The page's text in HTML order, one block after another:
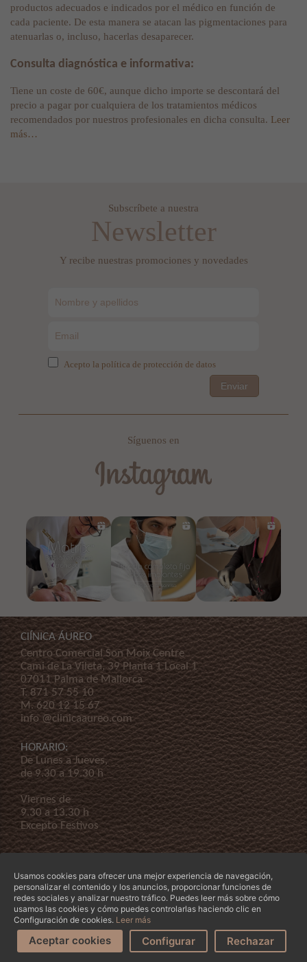
productos adecuados e indicados por el médico en función de
cada paciente. De esta manera se atacan las pigmentaciones para
atenuarlas o, incluso, hacerlas desaparecer.
Consulta diagnóstica e informativa:
Tiene un coste de 60€, aunque dicho importe se descontará del
precio a pagar por cualquiera de los tratamientos médicos
recomendados por nuestros profesionales en dicha consulta. Leer
más…
Subscríbete a nuestra
Newsletter
Y recibe nuestras promociones y novedades
Acepto la política de protección de datos
Enviar
Síguenos en
Pídenos Cita ¿Te Ayudamos?
ClÍNICA ÁUREO
Centro Comercial Son Moix Centre
Cami de La Vileta, 39 Planta 1 Local 1
07011 Palma de Mallorca
T.871 57 55 10
M.620 12 15 67
info @clinicaaureo.com
HORARIO:
De Lunes a Jueves,
de 9.30 a 19.30 h
Viernes de
9.30 a 13.30 h
Excepto Festivos
© Copyright 2026 Clínica Áureo S.L.Legal-Declaración de Accessibilidad
condiciones-
Usamos cookies para ofrecer una mejor experiencia de navegación,
personalizar el contenido y los anuncios, proporcionar funciones de
redes sociales y analizar nuestro tráfico. Puedes leer más sobre cómo
usamos las cookies y cómo puedes controlarlas haciendo clic en
Configuración de cookies. Leer más
Aceptar cookies Configurar Rechazar